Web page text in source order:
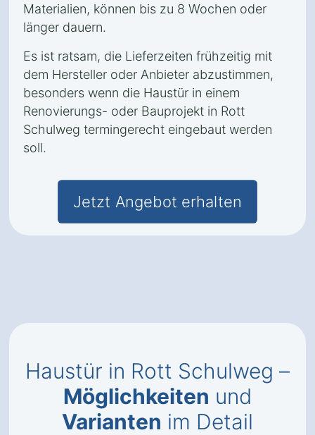
Materialien, können bis zu 8 Wochen oder
länger dauern.
Es ist ratsam, die Lieferzeiten frühzeitig mit
dem Hersteller oder Anbieter abzustimmen,
besonders wenn die Haustür in einem
Renovierungs- oder Bauprojekt in Rott
Schulweg termingerecht eingebaut werden
soll.
Jetzt Angebot erhalten
Haustür in Rott Schulweg –
Möglichkeiten und
Varianten im Detail